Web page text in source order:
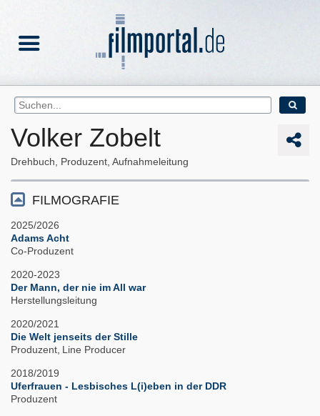
Volker Zobelt
Drehbuch, Produzent, Aufnahmeleitung
FILMOGRAFIE
2025/2026
Adams Acht
Co-Produzent
2020-2023
Der Mann, der nie im All war
Herstellungsleitung
2020/2021
Die Welt jenseits der Stille
Produzent Line Producer
2018/2019
Uferfrauen - Lesbisches L(i)eben in der DDR
Produzent